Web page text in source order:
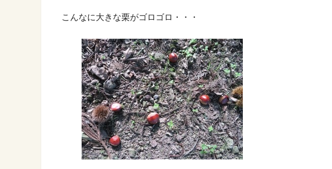
こんなに大きな栗がゴロゴロ・・・